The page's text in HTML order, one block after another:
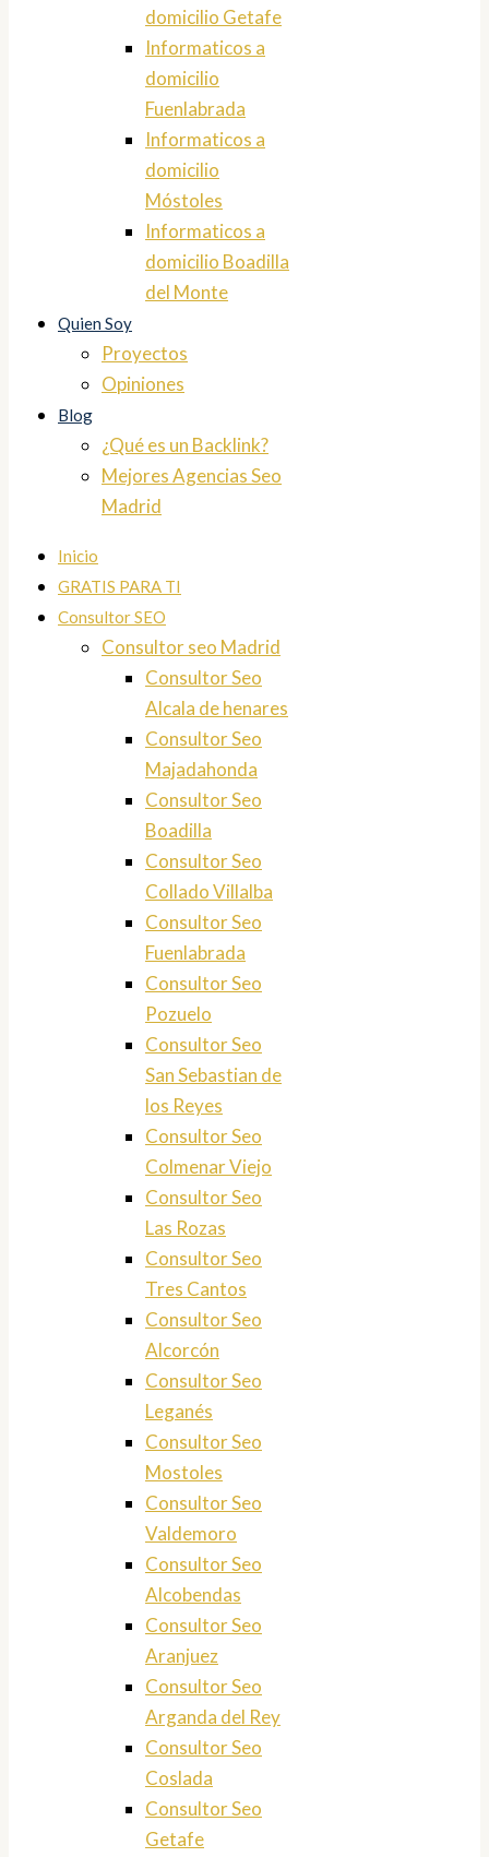
domicilio Getafe
Informaticos a
domicilio
Fuenlabrada
Informaticos a
domicilio
Móstoles
Informaticos a
domicilio Boadilla
del Monte
Quien Soy
Proyectos
Opiniones
Blog
¿Qué es un Backlink?
Mejores Agencias Seo
Madrid
Inicio
GRATIS PARA TI
Consultor SEO
Consultor seo Madrid
Consultor Seo
Alcala de henares
Consultor Seo
Majadahonda
Consultor Seo
Boadilla
Consultor Seo
Collado Villalba
Consultor Seo
Fuenlabrada
Consultor Seo
Pozuelo
Consultor Seo
San Sebastian de
los Reyes
Consultor Seo
Colmenar Viejo
Consultor Seo
Las Rozas
Consultor Seo
Tres Cantos
Consultor Seo
Alcorcón
Consultor Seo
Leganés
Consultor Seo
Mostoles
Consultor Seo
Valdemoro
Consultor Seo
Alcobendas
Consultor Seo
Aranjuez
Consultor Seo
Arganda del Rey
Consultor Seo
Coslada
Consultor Seo
Getafe